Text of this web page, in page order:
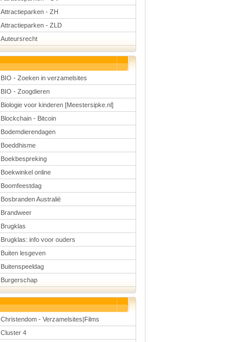
Attractieparken - ZH
Attractieparken - ZLD
Auteursrecht
BIO - Zoeken in verzamelsites
BIO - Zoogdieren
Biologie voor kinderen [Meestersipke.nl]
Blockchain - Bitcoin
Bodemdierendagen
Boeddhisme
Boekbespreking
Boekwinkel online
Boomfeestdag
Bosbranden Australië
Brandweer
Brugklas
Brugklas: info voor ouders
Buiten lesgeven
Buitenspeeldag
Burgerschap
Christendom - Verzamelsites|Films
Cluster 4